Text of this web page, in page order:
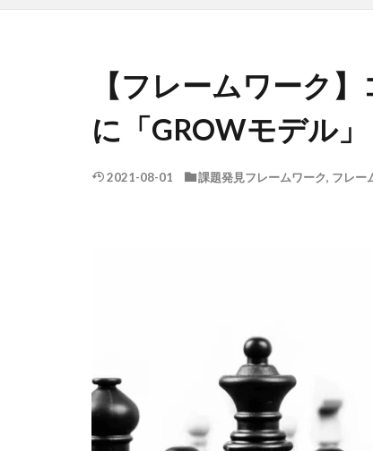
【フレームワーク
に「GROWモデル」
2021-08-01 課題発見フレームワーク, フレー